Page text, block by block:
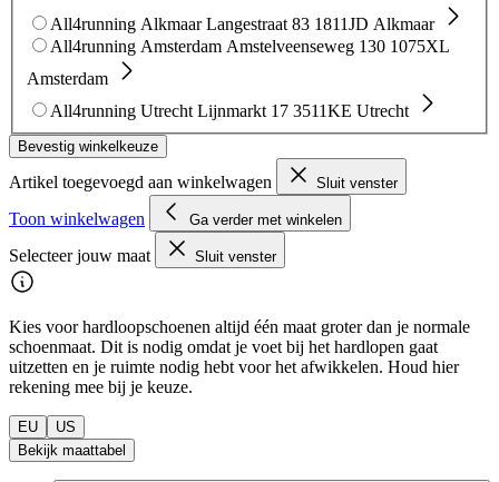
All4running Alkmaar Langestraat 83 1811JD Alkmaar
All4running Amsterdam Amstelveenseweg 130 1075XL
Amsterdam
All4running Utrecht Lijnmarkt 17 3511KE Utrecht
Bevestig winkelkeuze
Artikel toegevoegd aan winkelwagen Sluit venster
Toon winkelwagen Ga verder met winkelen
Selecteer jouw maat Sluit venster
Kies voor hardloopschoenen altijd één maat groter dan je normale
schoenmaat. Dit is nodig omdat je voet bij het hardlopen gaat
uitzetten en je ruimte nodig hebt voor het afwikkelen. Houd hier
rekening mee bij je keuze.
EU
US
Bekijk maattabel